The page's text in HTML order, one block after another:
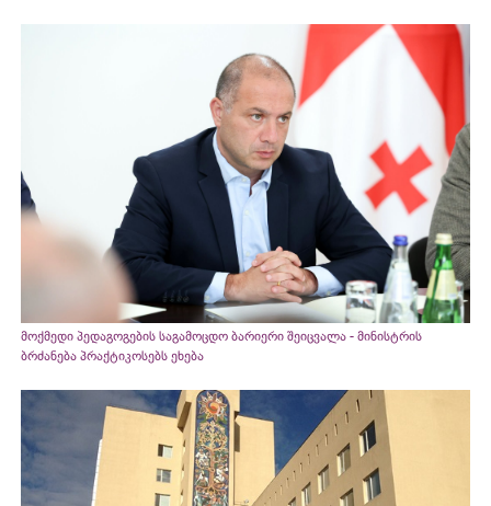
მოქმედი პედაგოგების საგამოცდო ბარიერი შეიცვალა - მინისტრის
ბრძანება პრაქტიკოსებს ეხება